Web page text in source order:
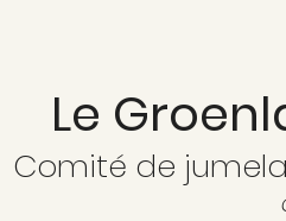
Le
Comité de